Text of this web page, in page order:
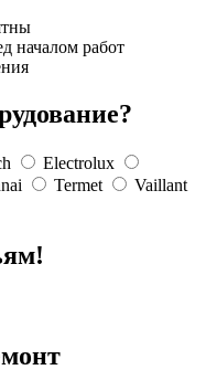
началом работ
Electrolux
Termet Vaillant